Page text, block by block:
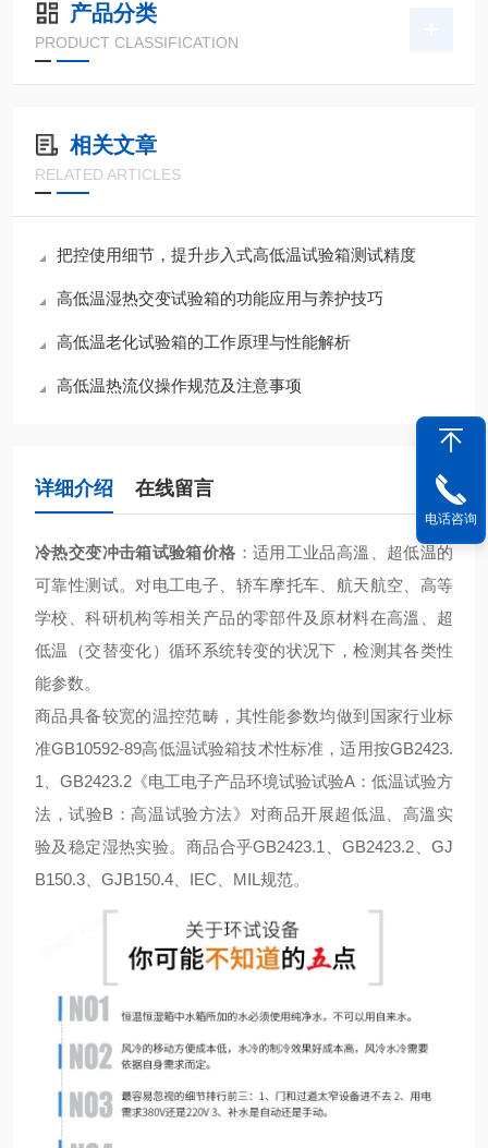
产品分类
PRODUCT CLASSIFICATION
相关文章
RELATED ARTICLES
把控使用细节，提升步入式高低温试验箱测试精度
高低温湿热交变试验箱的功能应用与养护技巧
高低温老化试验箱的工作原理与性能解析
高低温热流仪操作规范及注意事项
详细介绍 在线留言
冷热交变冲击箱试验箱价格 ：适用工业品高溫、超低温的
可靠性测试。对电工电子、轿车摩托车、航天航空、高等
学校、科研机构等相关产品的零部件及原材料在高溫、超
低温（交替变化）循环系统转变的状况下，检测其各类性
能参数。
商品具备较宽的温控范畴，其性能参数均做到国家行业标
准GB10592-89高低温试验箱技术性标准，适用按GB2423.
1、GB2423.2《电工电子产品环境试验试验A：低温试验方
法，试验B：高温试验方法》对商品开展超低温、高溫实
验及稳定湿热实验。商品合乎GB2423.1、GB2423.2、GJ
B150.3、GJB150.4、IEC、MIL规范。
电话咨询